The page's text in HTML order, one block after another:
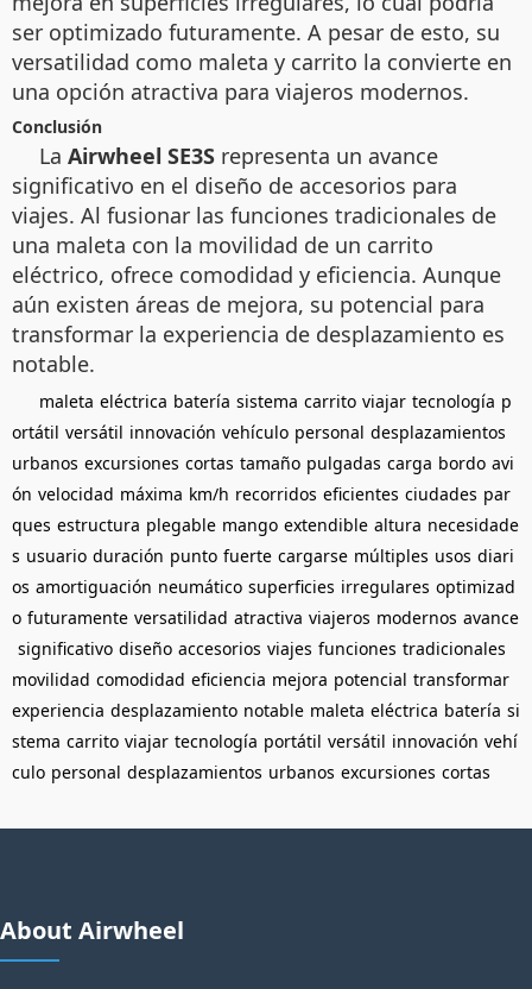
ser optimizado futuramente. A pesar de esto, su
versatilidad como maleta y carrito la convierte en
una opción atractiva para viajeros modernos.
Conclusión
La Airwheel SE3S representa un avance
significativo en el diseño de accesorios para
viajes. Al fusionar las funciones tradicionales de
una maleta con la movilidad de un carrito
eléctrico, ofrece comodidad y eficiencia. Aunque
aún existen áreas de mejora, su potencial para
transformar la experiencia de desplazamiento es
notable.
maleta eléctrica batería sistema carrito viajar tecnología p
ortátil versátil innovación vehículo personal desplazamientos
urbanos excursiones cortas tamaño pulgadas carga bordo avi
ón velocidad máxima km/h recorridos eficientes ciudades par
ques estructura plegable mango extendible altura necesidade
s usuario duración punto fuerte cargarse múltiples usos diari
os amortiguación neumático superficies irregulares optimizad
o futuramente versatilidad atractiva viajeros modernos avance
significativo diseño accesorios viajes funciones tradicionales
movilidad comodidad eficiencia mejora potencial transformar
experiencia desplazamiento notable maleta eléctrica batería si
stema carrito viajar tecnología portátil versátil innovación vehí
culo personal desplazamientos urbanos excursiones cortas
About Airwheel